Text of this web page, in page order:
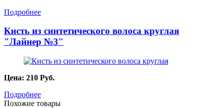
Подробнее
Кисть из синтетического волоса круглая
"Лайнер №3"
Цена: 210 Руб.
Подробнее
Похожие товары